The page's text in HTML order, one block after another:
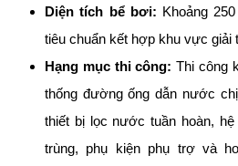
Diện tích bể bơi: Khoảng
tiêu chuẩn kết hợp khu vực giải
Hạng mục thi công: Thi công
thống đường ống dẫn nước
thiết bị lọc nước tuần hoàn,
trùng, phụ kiện phụ trợ và